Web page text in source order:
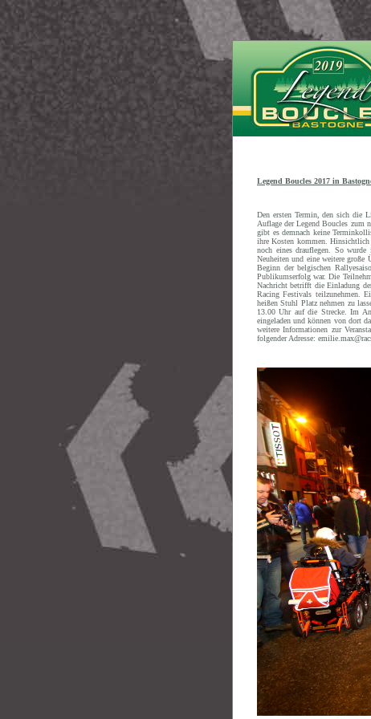
Legend Boucles 2017 in
Den ersten Termin, den sich die
Auflage der Legend Boucles zum
gibt es demnach keine
ihre Kosten kommen.
noch eines drauflegen. So wurde
Neuheiten und eine weitere große
Beginn der belgischen
Publikumserfolg war. Die
Nachricht betrifft die Einladung
Racing Festivals teilzunehmen.
heißen Stuhl Platz nehmen zu
13.00 Uhr auf die Strecke. Im
eingeladen und können von dort
weitere Informationen zur
folgender Adresse: